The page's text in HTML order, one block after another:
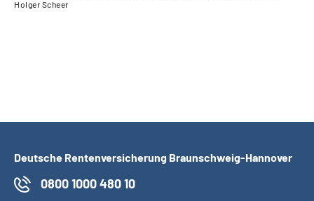
Holger Scheer
Deutsche Rentenversicherung Braunschweig-Hannover
0800 1000 480 10